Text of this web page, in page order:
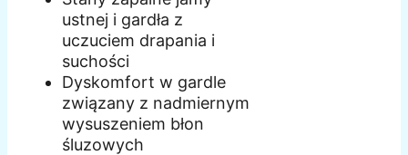
ustnej i gardła z
uczuciem drapania i
suchości
Dyskomfort w gardle
związany z nadmiernym
wysuszeniem błon
śluzowych